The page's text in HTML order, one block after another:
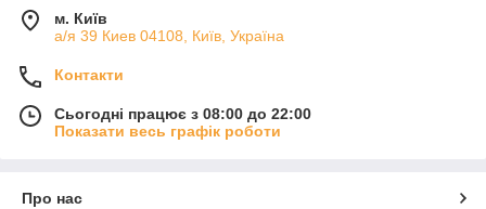
м. Київ
а/я 39 Киев 04108, Київ, Україна
Контакти
Сьогодні працює з 08:00 до 22:00
Показати весь графік роботи
Про нас